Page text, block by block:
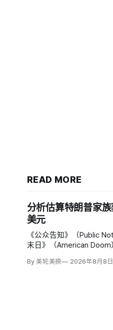
READ MORE
分析估算特朗普家
美元
《公众告知》（Public
末日》（American Doom
与资产增值保守估计约50
By 美轮美换 2026年8月8日